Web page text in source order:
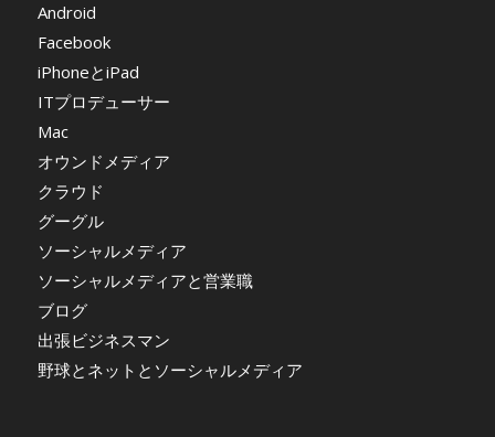
Android
Facebook
iPhoneとiPad
ITプロデューサー
Mac
オウンドメディア
クラウド
グーグル
ソーシャルメディア
ソーシャルメディアと営業職
ブログ
出張ビジネスマン
野球とネットとソーシャルメディア